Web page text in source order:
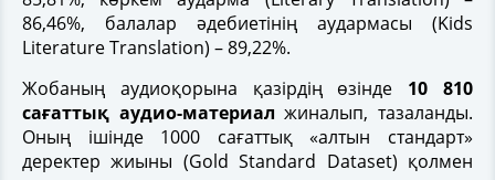
86,46%, балалар әдебиетінің аудармасы (Kids
Literature Translation) – 89,22%.
Жобаның аудиоқорына қазірдің өзінде 10 810
сағаттық аудио-материал жиналып, тазаланды.
Оның ішінде 1000 сағаттық «алтын стандарт»
деректер жиыны (Gold Standard Dataset) қолмен